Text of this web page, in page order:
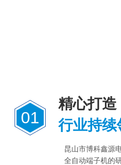
01
精心打造
行业持续
昆山市博科鑫源
全自动端子机的